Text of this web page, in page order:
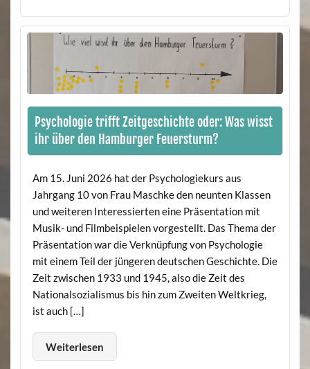
Psychologie trifft Zeitgeschichte oder: Was wisst
ihr über den Hamburger Feuersturm?
Am 15. Juni 2026 hat der Psychologiekurs aus
Jahrgang 10 von Frau Maschke den neunten Klassen
und weiteren Interessierten eine Präsentation mit
Musik- und Filmbeispielen vorgestellt. Das Thema der
Präsentation war die Verknüpfung von Psychologie
mit einem Teil der jüngeren deutschen Geschichte. Die
Zeit zwischen 1933 und 1945, also die Zeit des
Nationalsozialismus bis hin zum Zweiten Weltkrieg,
ist auch […]
Weiterlesen